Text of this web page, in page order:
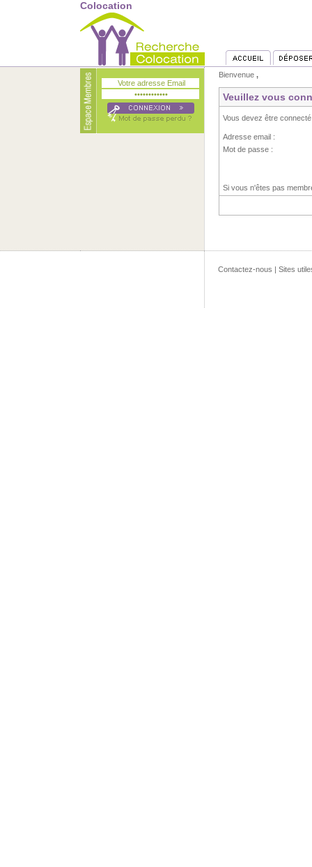
Colocation
Bienvenue ,
Veuillez vous
Vous devez être
Adresse email :
Mot de passe :
Si vous n'êtes pas
Contactez-nous | Sites